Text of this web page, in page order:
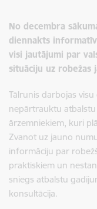
No decembra
diennakts
visi jautājumi par
situāciju uz robežas
Tālrunis darbojas
nepārtrauktu atbalstu
ārzemniekiem, kuri
Zvanot uz jauno
informāciju par
praktiskiem un
sniegs atbalstu
konsultācija.